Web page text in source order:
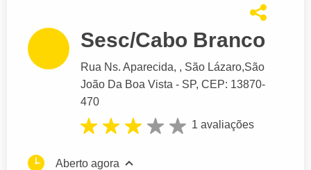
Sesc/Cabo Branco
Rua Ns. Aparecida, , São Lázaro,São
João Da Boa Vista - SP, CEP: 13870-
470
1 avaliações
Aberto agora